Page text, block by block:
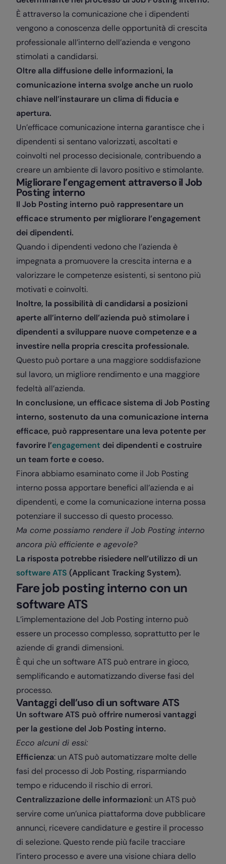
È attraverso la comunicazione che i dipendenti
vengono a conoscenza delle opportunità di crescita
professionale all’interno dell’azienda e vengono
stimolati a candidarsi.
Oltre alla diffusione delle informazioni, la
comunicazione interna svolge anche un ruolo
chiave nell’instaurare un clima di fiducia e
apertura.
Un’efficace comunicazione interna garantisce che i
dipendenti si sentano valorizzati, ascoltati e
coinvolti nel processo decisionale, contribuendo a
creare un ambiente di lavoro positivo e stimolante.
Migliorare l’engagement attraverso il Job
Posting interno
Il Job Posting interno può rappresentare un
efficace strumento per migliorare l’engagement
dei dipendenti.
Quando i dipendenti vedono che l’azienda è
impegnata a promuovere la crescita interna e a
valorizzare le competenze esistenti, si sentono più
motivati e coinvolti.
Inoltre, la possibilità di candidarsi a posizioni
aperte all’interno dell’azienda può stimolare i
dipendenti a sviluppare nuove competenze e a
investire nella propria crescita professionale.
Questo può portare a una maggiore soddisfazione
sul lavoro, un migliore rendimento e una maggiore
fedeltà all’azienda.
In conclusione, un efficace sistema di Job Posting
interno, sostenuto da una comunicazione interna
efficace, può rappresentare una leva potente per
favorire l’engagement dei dipendenti e costruire
un team forte e coeso.
Finora abbiamo esaminato come il Job Posting
interno possa apportare benefici all’azienda e ai
dipendenti, e come la comunicazione interna possa
potenziare il successo di questo processo.
Ma come possiamo rendere il Job Posting interno
ancora più efficiente e agevole?
La risposta potrebbe risiedere nell’utilizzo di un
software ATS (Applicant Tracking System).
Fare job posting interno con un
software ATS
L’implementazione del Job Posting interno può
essere un processo complesso, soprattutto per le
aziende di grandi dimensioni.
È qui che un software ATS può entrare in gioco,
semplificando e automatizzando diverse fasi del
processo.
Vantaggi dell’uso di un software ATS
Un software ATS può offrire numerosi vantaggi
per la gestione del Job Posting interno.
Ecco alcuni di essi:
Efficienza: un ATS può automatizzare molte delle
fasi del processo di Job Posting, risparmiando
tempo e riducendo il rischio di errori.
Centralizzazione delle informazioni: un ATS può
servire come un’unica piattaforma dove pubblicare
annunci, ricevere candidature e gestire il processo
di selezione. Questo rende più facile tracciare
l’intero processo e avere una visione chiara dello